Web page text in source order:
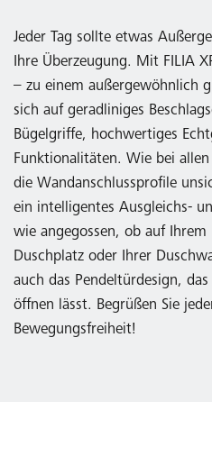
Jeder Tag sollte etwas
Ihre Überzeugung. Mit FILIA
– zu einem außergewöhnlich
sich auf geradliniges
Bügelgriffe, hochwertiges
Funktionalitäten. Wie bei
die Wandanschlussprofile
ein intelligentes Ausgleichs-
wie angegossen, ob auf Ihrem
Duschplatz oder Ihrer
auch das Pendeltürdesign,
öffnen lässt. Begrüßen Sie
Bewegungsfreiheit!